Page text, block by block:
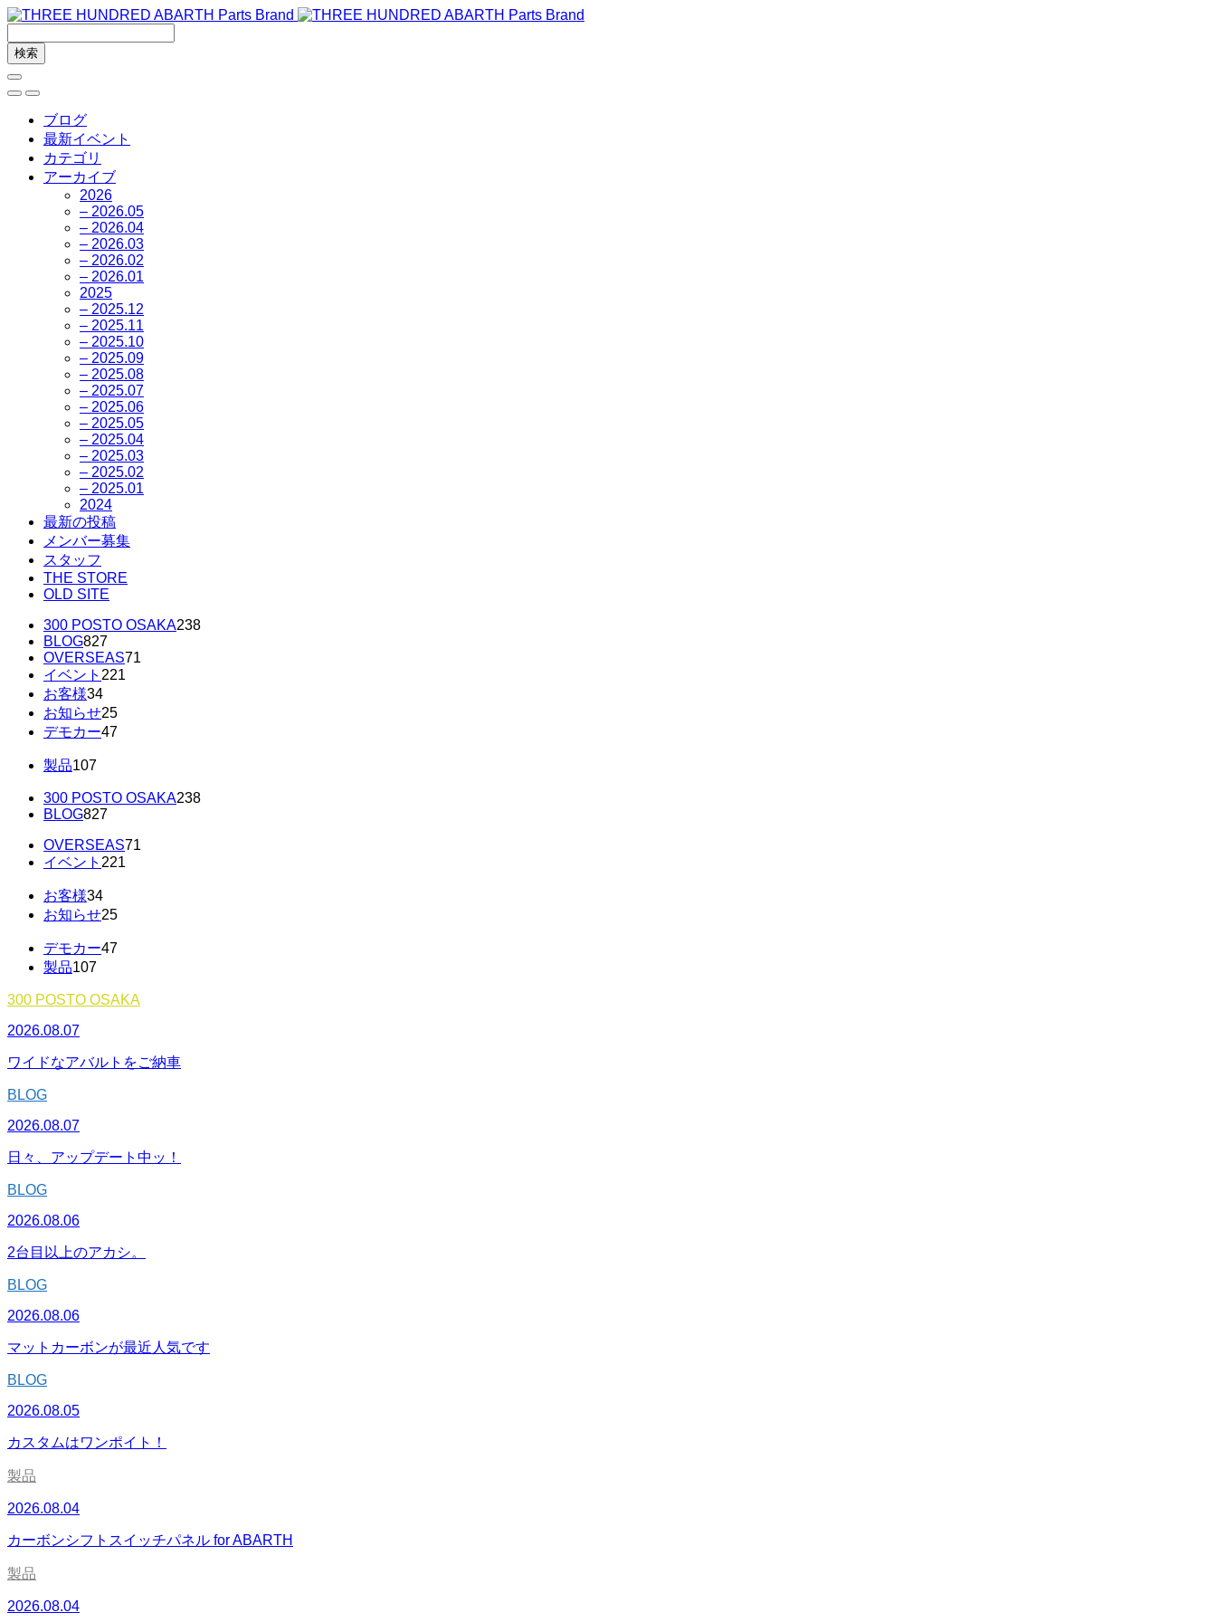
ブログ
最新イベント
カテゴリ
アーカイブ
2026
– 2026.05
– 2026.04
– 2026.03
– 2026.02
– 2026.01
2025
– 2025.12
– 2025.11
– 2025.10
– 2025.09
– 2025.08
– 2025.07
– 2025.06
– 2025.05
– 2025.04
– 2025.03
– 2025.02
– 2025.01
2024
最新の投稿
メンバー募集
スタッフ
THE STORE
OLD SITE
300 POSTO OSAKA238
BLOG827
OVERSEAS71
イベント 221
お客様34
お知らせ25
デモカー47
製品107
300 POSTO OSAKA238
BLOG827
OVERSEAS71
イベント 221
お客様34
お知らせ25
デモカー47
製品107
300 POSTO OSAKA
2026.08.07
ワイドなアバルトをご納車
BLOG
2026.08.07
日々、アップデート中ッ！
BLOG
2026.08.06
2台目以上のアカシ。
BLOG
2026.08.06
マットカーボンが最近人気です
BLOG
2026.08.05
カスタムはワンポイト！
製品
2026.08.04
カーボンシフトスイッチパネル for ABARTH
製品
2026.08.04